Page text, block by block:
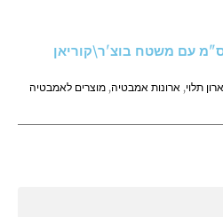
ארון תלוי, ארונות אמבטיה, מוצרים לאמבטיה